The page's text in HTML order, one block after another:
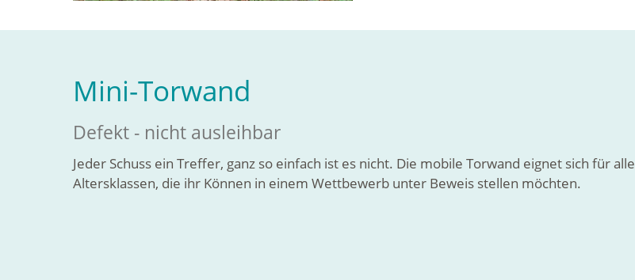
Mini-Torwand
Defekt - nicht ausleihbar
Jeder Schuss ein Treffer, ganz so einfach ist es nicht. Die mobile Torwand eignet sich für alle
Altersklassen, die ihr Können in einem Wettbewerb unter Beweis stellen möchten.